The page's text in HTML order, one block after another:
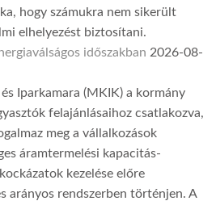
hogy számukra nem sikerült
elhelyezést biztosítani.
időszakban 2026-08-
Iparkamara (MKIK) a kormány
felajánlásaihoz csatlakozva,
meg a vállalkozások
áramtermelési kapacitás-
kezelése előre
arányos rendszerben történjen. A